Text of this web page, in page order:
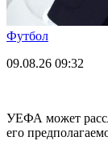
Футбол
09.08.26 09:32
УЕФА может
его